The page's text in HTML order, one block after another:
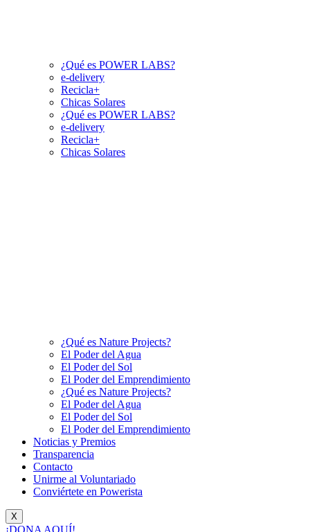
¿Qué es POWER LABS?
e-delivery
Recicla+
Chicas Solares
¿Qué es POWER LABS?
e-delivery
Recicla+
Chicas Solares
¿Qué es Nature Projects?
El Poder del Agua
El Poder del Sol
El Poder del Emprendimiento
¿Qué es Nature Projects?
El Poder del Agua
El Poder del Sol
El Poder del Emprendimiento
Noticias y Premios
Transparencia
Contacto
Unirme al Voluntariado
Conviértete en Powerista
X